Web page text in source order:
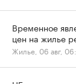
Временное
цен на жилье
Жилье, 06 авг,